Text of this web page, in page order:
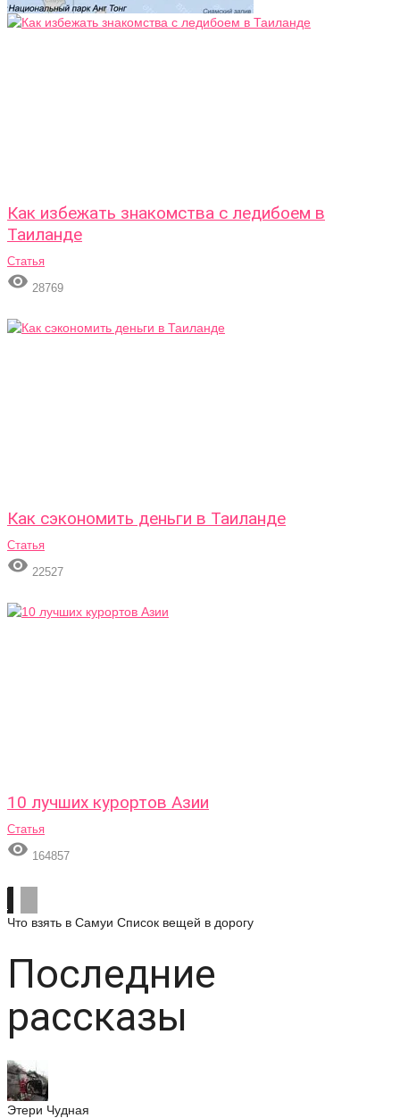
Как избежать знакомства с ледибоем в
Таиланде
Статья
 28769
Как сэкономить деньги в Таиланде
Статья
 22527
10 лучших курортов Азии
Статья
 164857
Что взять в Самуи Список вещей в дорогу
Последние
рассказы
Этери Чудная